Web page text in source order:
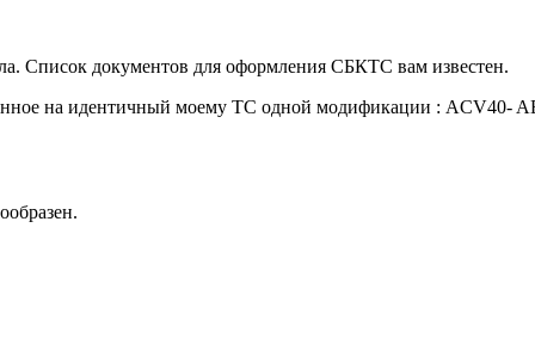
Список документов для оформления СБКТС вам известен.
на идентичный моему ТС одной модификации : ACV40-